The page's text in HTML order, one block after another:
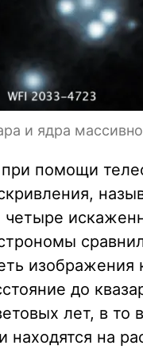
и ядра
помощи
изображения
до
лет, в то
находятся на